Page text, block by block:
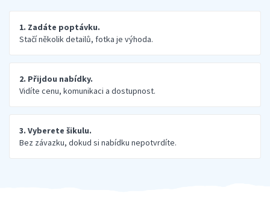
1. Zadáte poptávku.
Stačí několik detailů, fotka je výhoda.
2. Přijdou nabídky.
Vidíte cenu, komunikaci a dostupnost.
3. Vyberete šikulu.
Bez závazku, dokud si nabídku nepotvrdíte.